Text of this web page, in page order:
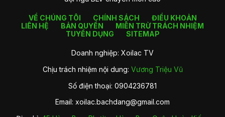
Giới thiệu về Xoilac TV
Xoilac TV là gì?
VỀ CHÚNG TÔI CHÍNH SÁCH
ĐIỀU KHOẢN
LIÊN HỆ
BẢN QUYỀN
MIỄN TRỪ TRÁCH NHIỆM
TUYỂN DỤNG
SITEMAP
Doanh nghiệp: Xoilac TV
Chịu trách nhiệm nội dung: Vương Triệu Vũ
Số điện thoại: 0904236781
Email: xoilac.bachdang@gmail.com